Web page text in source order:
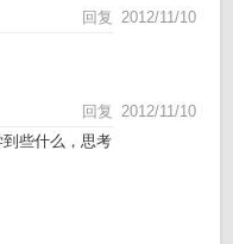
2012/11/10
回复
2012/11/10
回复
些什么，思考